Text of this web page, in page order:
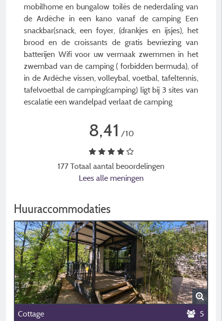
mobilhome en bungalow toilés de nederdaling van
de Ardèche in een kano vanaf de camping Een
snackbar(snack, een foyer, (drankjes en ijsjes), het
brood en de croissants de gratis bevriezing van
batterijen Wifi voor uw vermaak zwemmen in het
zwembad van de camping ( forbidden bermuda), of
in de Ardèche vissen, volleybal, voetbal, tafeltennis,
tafelvoetbal de camping(camping) ligt bij 3 sites van
escalatie een wandelpad verlaat de camping
8,41 /10
177 Totaal aantal beoordelingen
Lees alle meningen
Huuraccommodaties
Cottage 5